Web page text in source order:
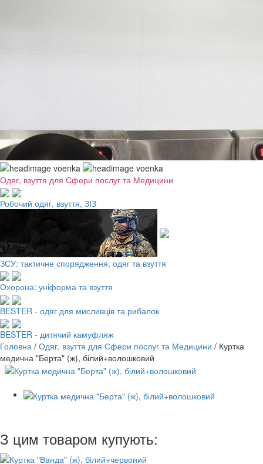
Одяг, взуття для Сфери послуг та Медицини
Робочий одяг, взуття, ЗІЗ
ЗСУ: тактичне спорядження, одяг та взуття
Охорона: уніформа та взуття
BESTER - одяг для мисливців та рибалок
BESTER - дитячий камуфляж
Головна / Одяг, взуття для Сфери послуг та Медицини / Куртка
медична "Берта" (ж), білий+волошковий
З цим товаром купують: